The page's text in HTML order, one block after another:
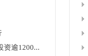
资逾1200...